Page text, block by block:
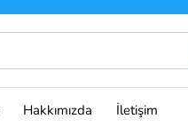
Hakkımızda İletişim